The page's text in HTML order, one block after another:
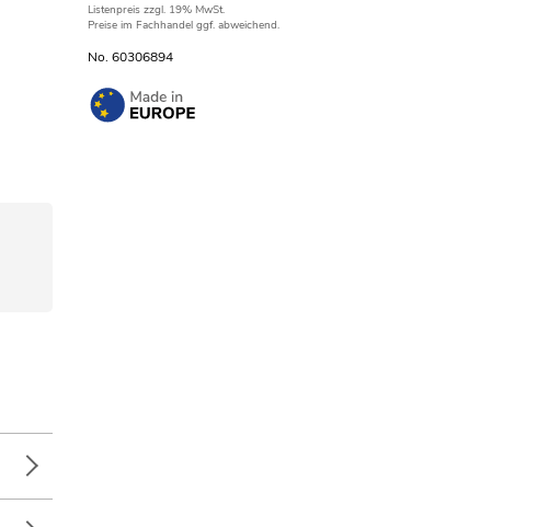
Listenpreis zzgl. 19% MwSt.
Preise im Fachhandel ggf. abweichend.
No. 60306894